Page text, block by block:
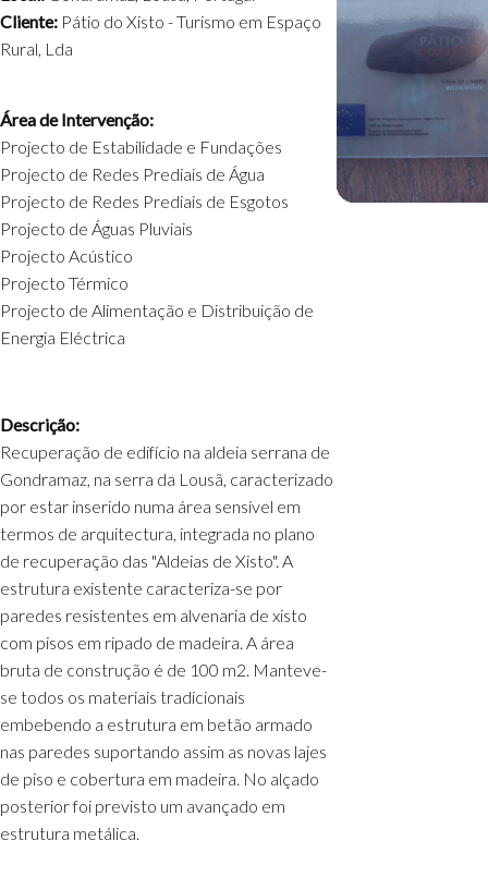
Cliente: Pátio do Xisto - Turismo em Espaço
Rural, Lda
Área de Intervenção:
Projecto de Estabilidade e Fundações
Projecto de Redes Prediais de Água
Projecto de Redes Prediais de Esgotos
Projecto de Águas Pluviais
Projecto Acústico
Projecto Térmico
Projecto de Alimentação e Distribuição de
Energia Eléctrica
Descrição:
Recuperação de edifício na aldeia serrana de
Gondramaz, na serra da Lousã, caracterizado
por estar inserido numa área sensível em
termos de arquitectura, integrada no plano
de recuperação das "Aldeias de Xisto". A
estrutura existente caracteriza-se por
paredes resistentes em alvenaria de xisto
com pisos em ripado de madeira. A área
bruta de construção é de 100 m2. Manteve-
se todos os materiais tradicionais
embebendo a estrutura em betão armado
nas paredes suportando assim as novas lajes
de piso e cobertura em madeira. No alçado
posterior foi previsto um avançado em
estrutura metálica.